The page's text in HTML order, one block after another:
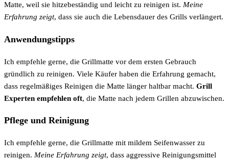
Matte, weil sie hitzebeständig und leicht zu reinigen ist. Meine
Erfahrung zeigt, dass sie auch die Lebensdauer des Grills verlängert.
Anwendungstipps
Ich empfehle gerne, die Grillmatte vor dem ersten Gebrauch
gründlich zu reinigen. Viele Käufer haben die Erfahrung gemacht,
dass regelmäßiges Reinigen die Matte länger haltbar macht. Grill
Experten empfehlen oft, die Matte nach jedem Grillen abzuwischen.
Pflege und Reinigung
Ich empfehle gerne, die Grillmatte mit mildem Seifenwasser zu
reinigen. Meine Erfahrung zeigt, dass aggressive Reinigungsmittel